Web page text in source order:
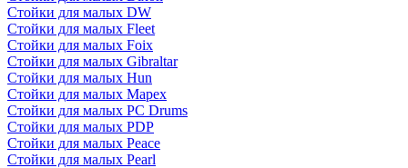
Стойки для малых DW
Стойки для малых Fleet
Стойки для малых Foix
Стойки для малых Gibraltar
Стойки для малых Hun
Стойки для малых Mapex
Стойки для малых PC Drums
Стойки для малых PDP
Стойки для малых Peace
Стойки для малых Pearl